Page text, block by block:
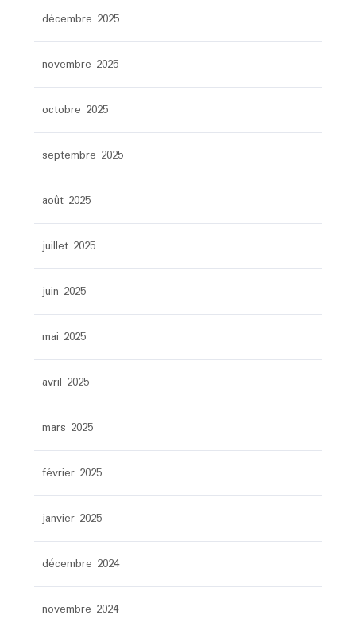
décembre 2025
novembre 2025
octobre 2025
septembre 2025
août 2025
juillet 2025
juin 2025
mai 2025
avril 2025
mars 2025
février 2025
janvier 2025
décembre 2024
novembre 2024